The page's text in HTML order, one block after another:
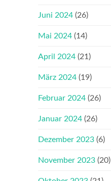
Juni 2024 (26)
Mai 2024 (14)
April 2024 (21)
März 2024 (19)
Februar 2024 (26)
Januar 2024 (26)
Dezember 2023 (6)
November 2023 (20)